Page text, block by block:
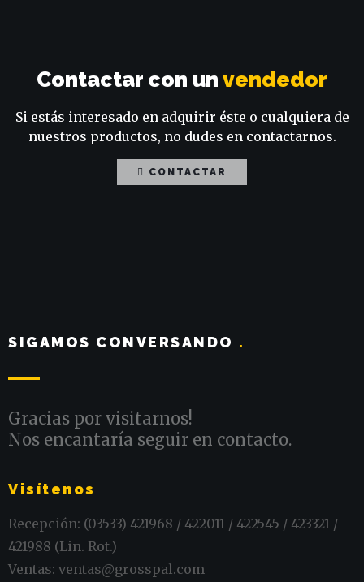
Contactar con un vendedor
Si estás interesado en adquirir éste o cualquiera de
nuestros productos, no dudes en contactarnos.
CONTACTAR
SIGAMOS CONVERSANDO .
Gracias por visitarnos!
Nos encantaría seguir en contacto.
Visítenos
Recepción: (03533) 421968 / 422011 / 422545 / 423321 /
421988 (Lin. Rot.)
Ventas: ventas@grosspal.com